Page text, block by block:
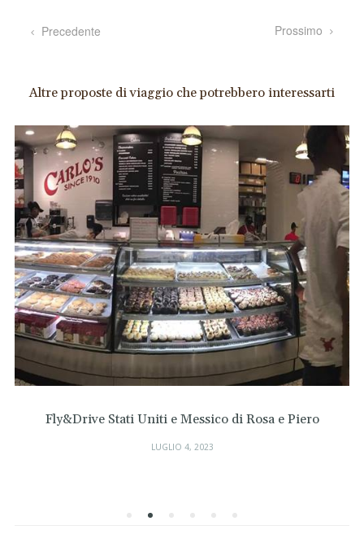
Precedente Prossimo
Altre proposte di viaggio che potrebbero interessarti
Fly&Drive Stati Uniti e Messico di Rosa e Piero
LUGLIO 4, 2023